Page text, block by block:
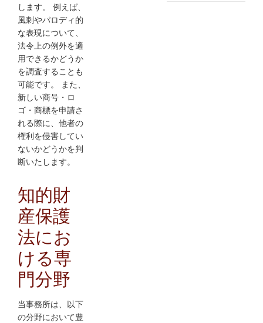
します。 例えば、
風刺やパロディ的
な表現について、
法令上の例外を適
用できるかどうか
を調査することも
可能です。 また、
新しい商号 ・ロ
ゴ・商標を申請さ
れる際に、他者の
権利を侵害してい
ないかどうかを判
断いたします。
知的財
産保護
法にお
ける専
門分野
当事務所は、以下
の分野において豊